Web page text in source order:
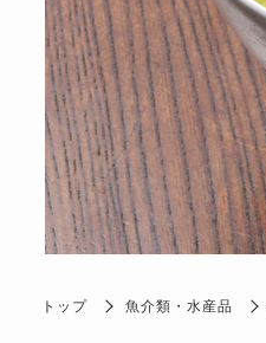
トップ 魚介類・水産品